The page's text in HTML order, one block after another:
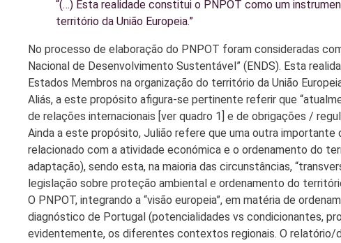
“(…) Esta realidade constitui o PNPOT como um
território da União Europeia.”
No processo de elaboração do PNPOT foram consideradas
Nacional de Desenvolvimento Sustentável” (ENDS). Esta
Estados Membros na organização do território da União
Aliás, a este propósito afigura-se pertinente referir que
de relações internacionais [ver quadro 1] e de obrigações /
Ainda a este propósito, Julião refere que uma outra importante
relacionado com a atividade económica e o ordenamento do
adaptação), sendo esta, na maioria das circunstâncias,
legislação sobre proteção ambiental e ordenamento do
O PNPOT, integrando a “visão europeia”, em matéria de
diagnóstico de Portugal (potencialidades vs condicionantes,
evidentemente, os diferentes contextos regionais. O relatório/